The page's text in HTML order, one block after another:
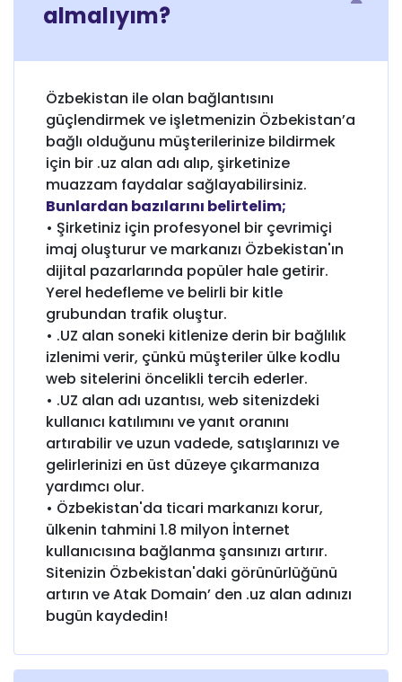
almalıyım?
Özbekistan ile olan bağlantısını
güçlendirmek ve işletmenizin Özbekistan’a
bağlı olduğunu müşterilerinize bildirmek
için bir .uz alan adı alıp, şirketinize
muazzam faydalar sağlayabilirsiniz.
Bunlardan bazılarını belirtelim;
• Şirketiniz için profesyonel bir çevrimiçi
imaj oluşturur ve markanızı Özbekistan'ın
dijital pazarlarında popüler hale getirir.
Yerel hedefleme ve belirli bir kitle
grubundan trafik oluştur.
• .UZ alan soneki kitlenize derin bir bağlılık
izlenimi verir, çünkü müşteriler ülke kodlu
web sitelerini öncelikli tercih ederler.
• .UZ alan adı uzantısı, web sitenizdeki
kullanıcı katılımını ve yanıt oranını
artırabilir ve uzun vadede, satışlarınızı ve
gelirlerinizi en üst düzeye çıkarmanıza
yardımcı olur.
• Özbekistan'da ticari markanızı korur,
ülkenin tahmini 1.8 milyon İnternet
kullanıcısına bağlanma şansınızı artırır.
Sitenizin Özbekistan'daki görünürlüğünü
artırın ve Atak Domain’ den .uz alan adınızı
bugün kaydedin!